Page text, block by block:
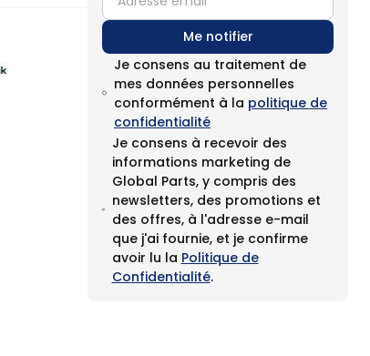
Me notifier
Je consens au traitement de
mes données personnelles
conformément à la politique de
confidentialité
Je consens à recevoir des
informations marketing de
Global Parts, y compris des
newsletters, des promotions et
des offres, à l'adresse e-mail
que j'ai fournie, et je confirme
avoir lu la Politique de
Confidentialité.